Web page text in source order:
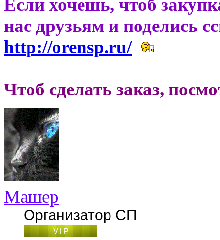
Если хочешь, чтоб
нас друзьям и поделись
http://orensp.ru/
Чтоб сделать заказ,
Машер
Организатор СП